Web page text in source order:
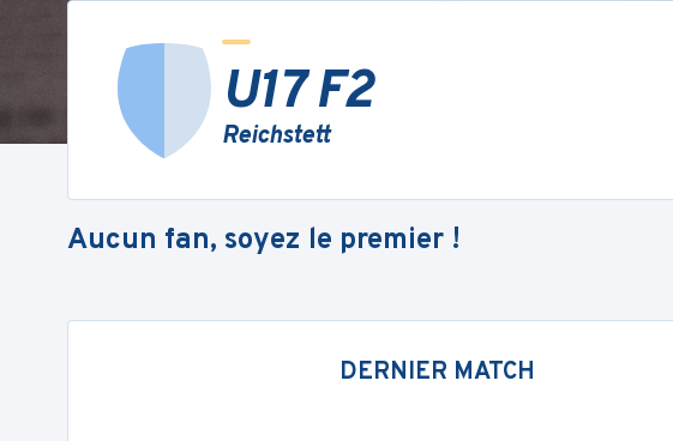
U17 F2
Reichstett
Aucun fan, soyez le premier !
DERNIER MATCH